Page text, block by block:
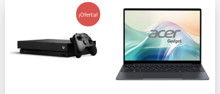
¡Oferta!